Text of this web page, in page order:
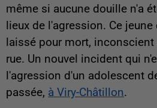
même si aucune douille n'a
lieux de l'agression. Ce
laissé pour mort,
rue. Un nouvel incident qui
l'agression d'un adolescent
passée, à Viry-Châtillon.